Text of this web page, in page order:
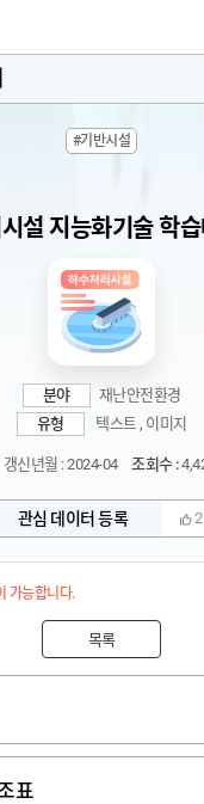
#기반시설
설 지능화기술 학
분야
재난안전환경
유형
텍스트 , 이미지
갱신년월 : 2024-04 조회수 :
관심 데이터 등록 2
가능합니다.
목록
표